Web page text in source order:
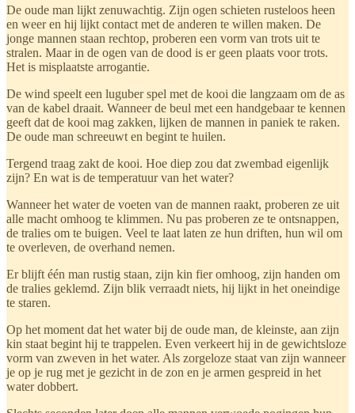
De oude man lijkt zenuwachtig. Zijn ogen schieten rusteloos heen
en weer en hij lijkt contact met de anderen te willen maken. De
jonge mannen staan rechtop, proberen een vorm van trots uit te
stralen. Maar in de ogen van de dood is er geen plaats voor trots.
Het is misplaatste arrogantie.
De wind speelt een luguber spel met de kooi die langzaam om de as
van de kabel draait. Wanneer de beul met een handgebaar te kennen
geeft dat de kooi mag zakken, lijken de mannen in paniek te raken.
De oude man schreeuwt en begint te huilen.
Tergend traag zakt de kooi. Hoe diep zou dat zwembad eigenlijk
zijn? En wat is de temperatuur van het water?
Wanneer het water de voeten van de mannen raakt, proberen ze uit
alle macht omhoog te klimmen. Nu pas proberen ze te ontsnappen,
de tralies om te buigen. Veel te laat laten ze hun driften, hun wil om
te overleven, de overhand nemen.
Er blijft één man rustig staan, zijn kin fier omhoog, zijn handen om
de tralies geklemd. Zijn blik verraadt niets, hij lijkt in het oneindige
te staren.
Op het moment dat het water bij de oude man, de kleinste, aan zijn
kin staat begint hij te trappelen. Even verkeert hij in de gewichtsloze
vorm van zweven in het water. Als zorgeloze staat van zijn wanneer
je op je rug met je gezicht in de zon en je armen gespreid in het
water dobbert.